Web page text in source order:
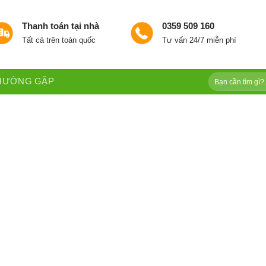
Thanh toán tại nhà
Tất cả trên toàn quốc
0359 509 160
Tư vấn 24/7 miễn phí
GẶP
Tìm
kiếm: